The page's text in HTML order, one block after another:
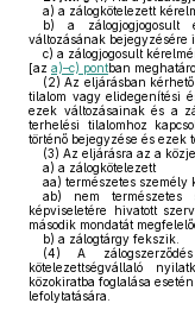
a) a zálogkötelezett
b) a zálogjogjogosult
változásának bejegyzésére
c) a zálogjogosult
[az a)–c) pontban
(2) Az eljárásban
tilalom vagy elidegenítési
ezek változásainak és a
terhelési tilalomhoz
történő bejegyzése és ezek
(3) Az eljárásra az a
a) a zálogkötelezett
aa) természetes személy
ab) nem természetes
képviseletére hivatott
második mondatát
b) a zálogtárgy fekszik.
(4) A
kötelezettségvállaló
közokiratba foglalása
lefolytatására.